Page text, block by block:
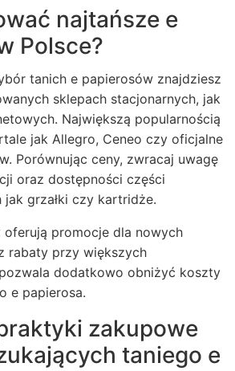
najtańsze e
Polsce?
tanich e papierosów znajdziesz
sklepach stacjonarnych, jak
Największą popularnością
jak Allegro, Ceneo czy oficjalne
Porównując ceny, zwracaj uwagę
oraz dostępności części
jak grzałki czy kartridże.
promocje dla nowych
rabaty przy większych
dodatkowo obniżyć koszty
e papierosa.
zakupowe
taniego e